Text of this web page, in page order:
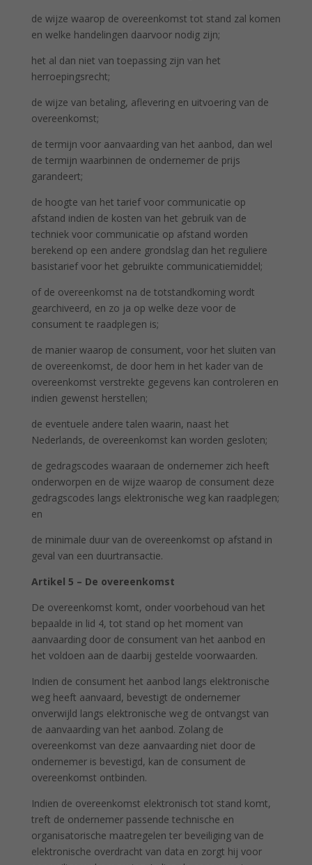
de wijze waarop de overeenkomst tot stand zal komen
en welke handelingen daarvoor nodig zijn;
het al dan niet van toepassing zijn van het
herroepingsrecht;
de wijze van betaling, aflevering en uitvoering van de
overeenkomst;
de termijn voor aanvaarding van het aanbod, dan wel
de termijn waarbinnen de ondernemer de prijs
garandeert;
de hoogte van het tarief voor communicatie op
afstand indien de kosten van het gebruik van de
techniek voor communicatie op afstand worden
berekend op een andere grondslag dan het reguliere
basistarief voor het gebruikte communicatiemiddel;
of de overeenkomst na de totstandkoming wordt
gearchiveerd, en zo ja op welke deze voor de
consument te raadplegen is;
de manier waarop de consument, voor het sluiten van
de overeenkomst, de door hem in het kader van de
overeenkomst verstrekte gegevens kan controleren en
indien gewenst herstellen;
de eventuele andere talen waarin, naast het
Nederlands, de overeenkomst kan worden gesloten;
de gedragscodes waaraan de ondernemer zich heeft
onderworpen en de wijze waarop de consument deze
gedragscodes langs elektronische weg kan raadplegen;
en
de minimale duur van de overeenkomst op afstand in
geval van een duurtransactie.
Artikel 5 – De overeenkomst
De overeenkomst komt, onder voorbehoud van het
bepaalde in lid 4, tot stand op het moment van
aanvaarding door de consument van het aanbod en
het voldoen aan de daarbij gestelde voorwaarden.
Indien de consument het aanbod langs elektronische
weg heeft aanvaard, bevestigt de ondernemer
onverwijld langs elektronische weg de ontvangst van
de aanvaarding van het aanbod. Zolang de
overeenkomst van deze aanvaarding niet door de
ondernemer is bevestigd, kan de consument de
overeenkomst ontbinden.
Indien de overeenkomst elektronisch tot stand komt,
treft de ondernemer passende technische en
organisatorische maatregelen ter beveiliging van de
elektronische overdracht van data en zorgt hij voor